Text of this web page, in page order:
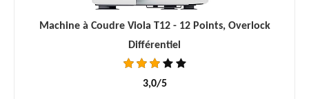
Machine à Coudre Viola T12 - 12 Points, Overlock
Différentiel
3,0/5